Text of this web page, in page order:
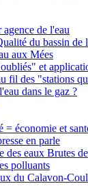
de l'eau
du bassin de
aux Mées
et
fil des "stations
dans le gaz ?
= économie et
en parle
des eaux Brutes
polluants
du Calavon-